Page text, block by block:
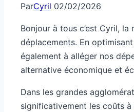
ParCyril 02/02/2026
Bonjour à tous c’est Cyril,
déplacements. En
également à alléger nos
alternative économique et
Dans les grandes
significativement les coûts